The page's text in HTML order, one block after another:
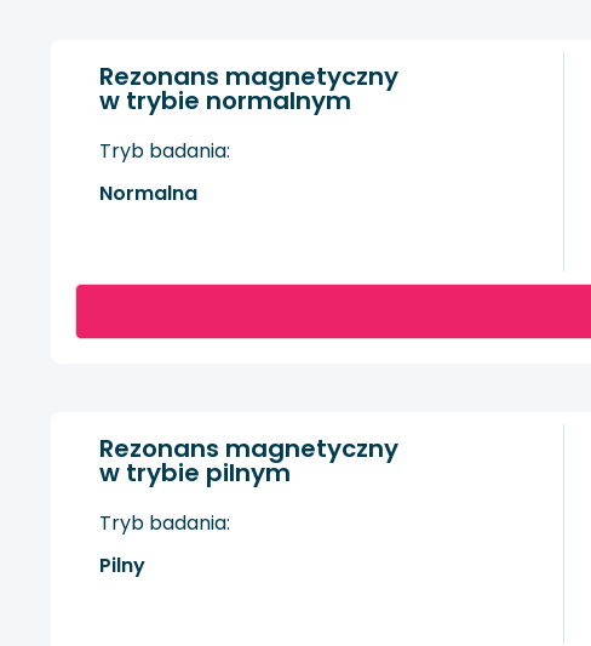
Rezonans magnetyczny
w trybie normalnym
Tryb badania:
Normalna
Rezonans magnetyczny
w trybie pilnym
Tryb badania:
Pilny